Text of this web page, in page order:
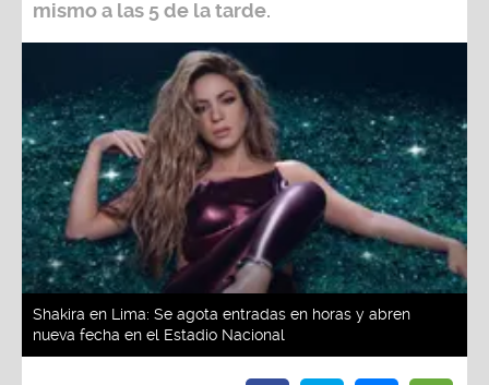
mismo a las 5 de la tarde.
Shakira en Lima: Se agota entradas en horas y abren
nueva fecha en el Estadio Nacional